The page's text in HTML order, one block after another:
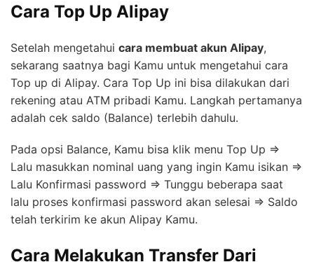
Cara Top Up Alipay
Setelah mengetahui cara membuat akun Alipay,
sekarang saatnya bagi Kamu untuk mengetahui cara
Top up di Alipay. Cara Top Up ini bisa dilakukan dari
rekening atau ATM pribadi Kamu. Langkah pertamanya
adalah cek saldo (Balance) terlebih dahulu.
Pada opsi Balance, Kamu bisa klik menu Top Up =>
Lalu masukkan nominal uang yang ingin Kamu isikan =>
Lalu Konfirmasi password => Tunggu beberapa saat
lalu proses konfirmasi password akan selesai => Saldo
telah terkirim ke akun Alipay Kamu.
Cara Melakukan Transfer Dari